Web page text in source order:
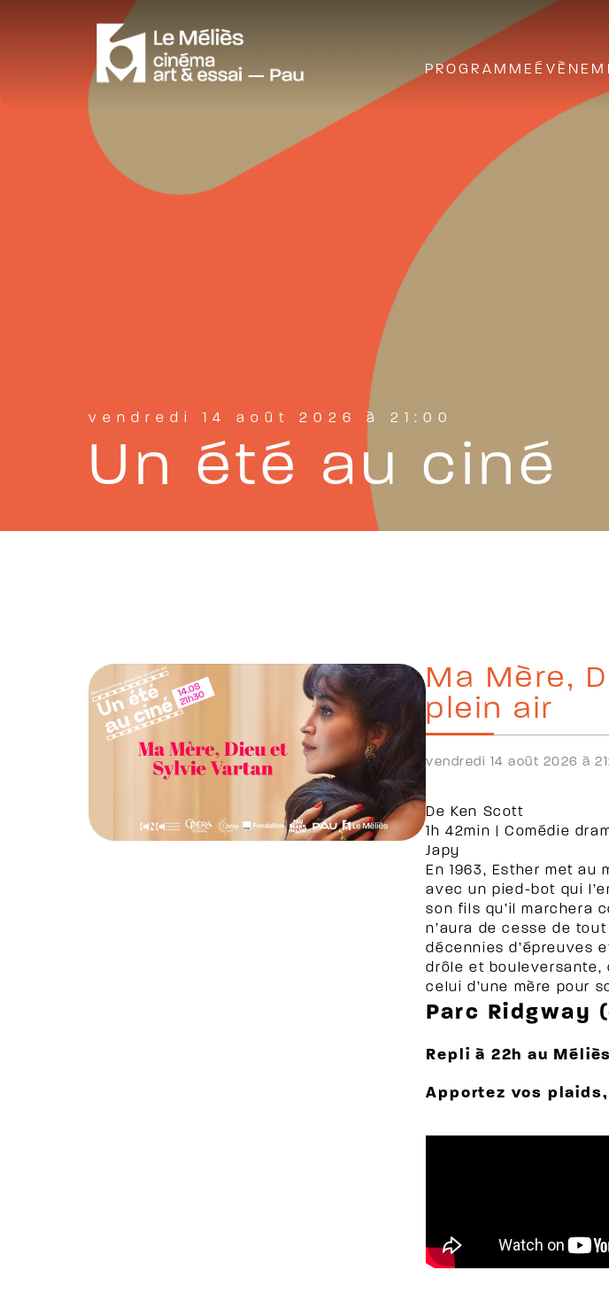
PROGRAMME
vendredi 14 août 2026 à 21:00
Un été au ciné
Ma Mère,
plein air
vendredi 14 août 2026 à
De Ken Scott
1h 42min
Comédie
Japy
En 1963, Esther met au
avec un pied-bot qui
son fils qu’il marchera
n’aura de cesse de
décennies d’épreuves
drôle et bouleversante,
celui d’une mère pour
Parc Ridgway
Repli à 22h au
Apportez vos